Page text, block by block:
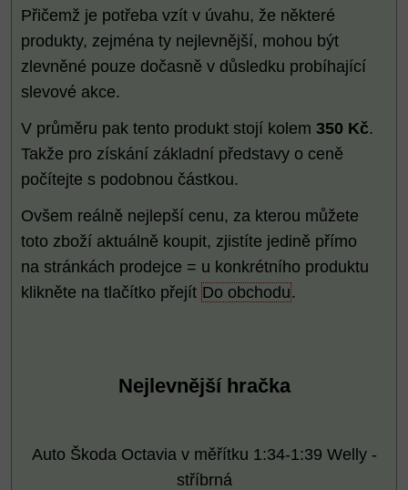
Přičemž je potřeba vzít v úvahu, že některé
produkty, zejména ty nejlevnější, mohou být
zlevněné pouze dočasně v důsledku probíhající
slevové akce.
V průměru pak tento produkt stojí kolem 350 Kč.
Takže pro získání základní představy o ceně
počítejte s podobnou částkou.
Ovšem reálně nejlepší cenu, za kterou můžete
toto zboží aktuálně koupit, zjistíte jedině přímo
na stránkách prodejce = u konkrétního produktu
klikněte na tlačítko přejít Do obchodu.
Nejlevnější hračka
Auto Škoda Octavia v měřítku 1:34-1:39 Welly -
stříbrná